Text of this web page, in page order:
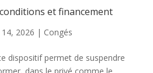
et financement
2026 | Congés
dispositif permet de suspendre